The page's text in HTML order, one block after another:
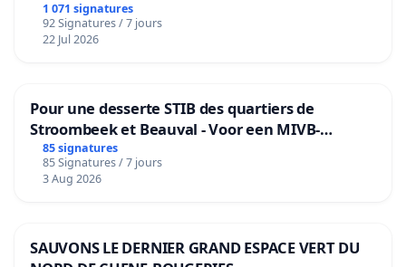
1 071 signatures
92 Signatures / 7 jours
22 Jul 2026
Pour une desserte STIB des quartiers de
Stroombeek et Beauval - Voor een MIVB-
bediening van de wijken Strombeek en Het
Voor
85 signatures
85 Signatures / 7 jours
3 Aug 2026
SAUVONS LE DERNIER GRAND ESPACE VERT DU